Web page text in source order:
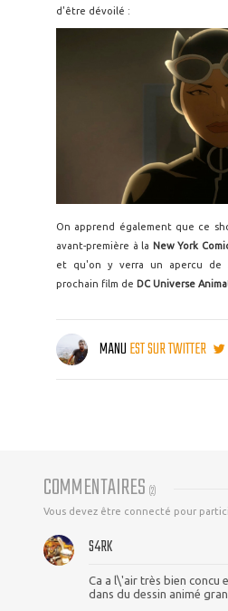
d'être dévoilé :
On apprend également que ce
avant-première à la New York
et qu'on y verra un apercu de
prochain film de DC Universe
MANUEST SUR TWITTER
COMMENTAIRES (2)
Vous devez être connecté pour
S4RK
Ca a l\'air très bien concu
dans du dessin animé